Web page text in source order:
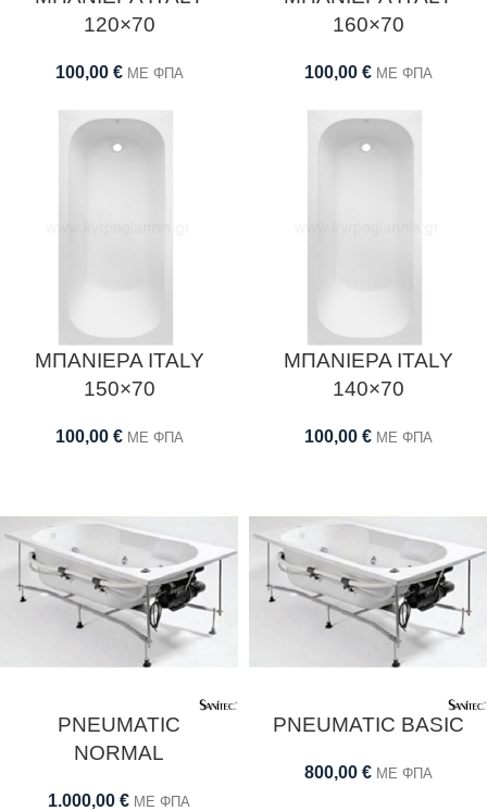
120×70
100,00 € ΜΕ ΦΠΑ
160×70
100,00 € ΜΕ ΦΠΑ
ΜΠΑΝΙΕΡΑ ITALY
150×70
100,00 € ΜΕ ΦΠΑ
ΜΠΑΝΙΕΡΑ ITALY
140×70
100,00 € ΜΕ ΦΠΑ
PNEUMATIC
NORMAL
1.000,00 € ΜΕ ΦΠΑ
PNEUMATIC BASIC
800,00 € ΜΕ ΦΠΑ